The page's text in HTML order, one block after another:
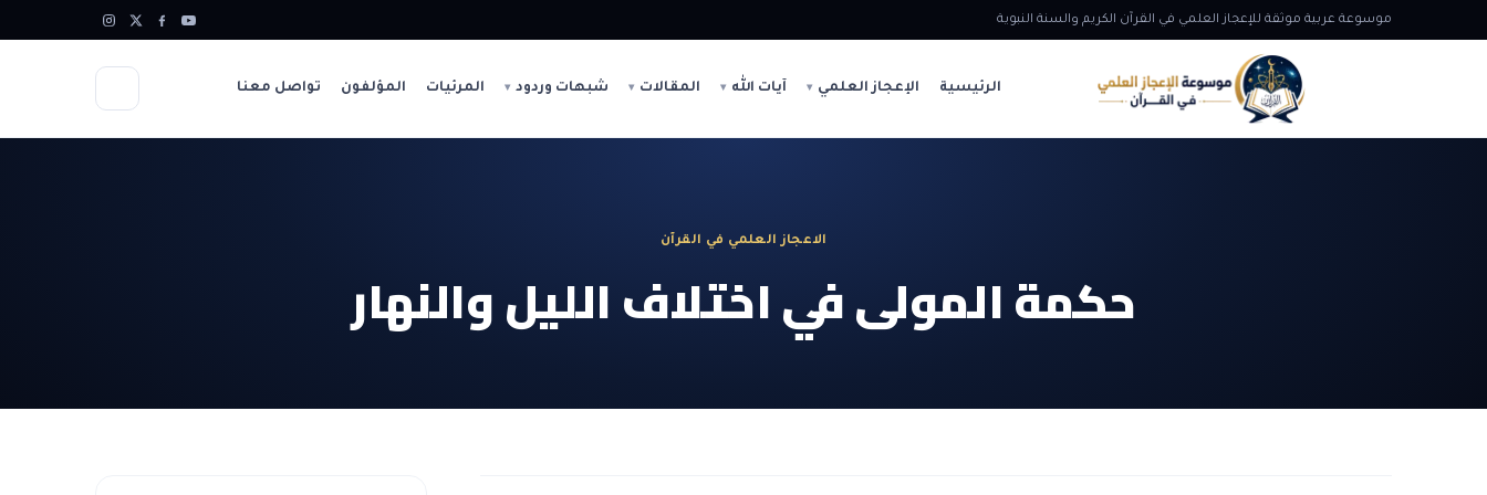
موسوعة عربية موثقة للإعجاز العلمي في القرآن الكريم والسنة النبوية
الرئيسية الإعجاز العلمي آيات الله المقالات شبهات وردود المرئيات المؤلفون تواصل معنا
الاعجاز العلمي في القرآن
حكمة المولى في اختلاف الليل والنهار